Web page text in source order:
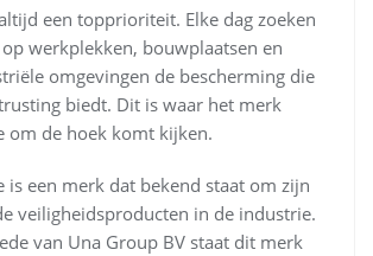
een topprioriteit. Elke dag zoeken
werkplekken, bouwplaatsen en
omgevingen de bescherming die
biedt. Dit is waar het merk
om de hoek komt kijken.
is een merk dat bekend staat om zijn
veiligheidsproducten in de industrie.
van Una Group BV staat dit merk